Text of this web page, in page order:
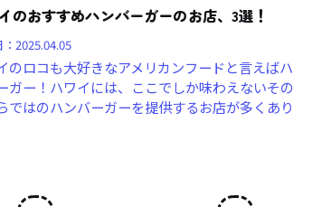
のおすすめハンバーガーのお店、3選！
：2025.04.05
のロコも大好きなアメリカンフードと言えばハ
ガー！ハワイには、ここでしか味わえないその
ではのハンバーガーを提供するお店が多くあり